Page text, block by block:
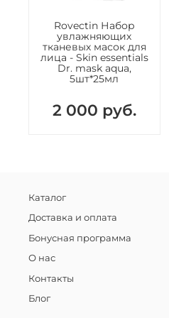
Rovectin Набор
увлажняющих
тканевых масок для
лица - Skin essentials
Dr. mask aqua,
5шт*25мл
2 000 руб.
Каталог
Доставка и оплата
Бонусная программа
О нас
Контакты
Блог